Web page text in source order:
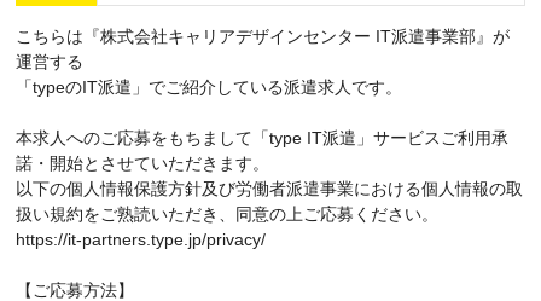
こちらは『株式会社キャリアデザインセンター IT派遣事業部』が
運営する
「typeのIT派遣」でご紹介している派遣求人です。
本求人へのご応募をもちまして「type IT派遣」サービスご利用承
諾・開始とさせていただきます。
以下の個人情報保護方針及び労働者派遣事業における個人情報の取
扱い規約をご熟読いただき、同意の上ご応募ください。
https://it-partners.type.jp/privacy/
【ご応募方法】